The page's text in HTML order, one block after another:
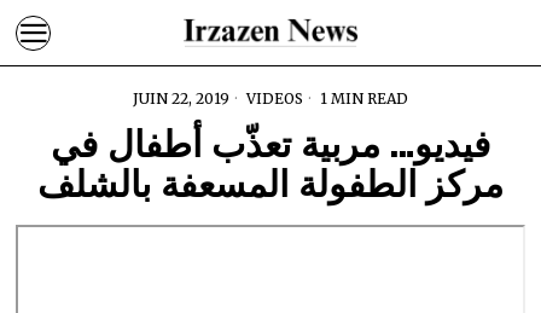
JUIN 22, 2019 VIDEOS 1 MIN READ
فيديو… مربية تعذّب أطفال في
مركز الطفولة المسعفة بالشلف